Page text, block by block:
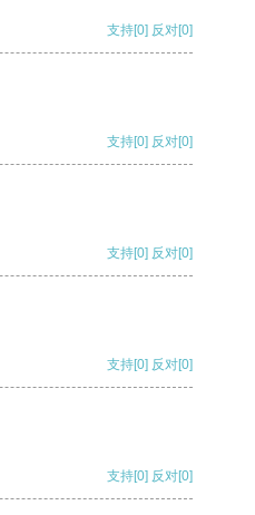
支持[0] 反对[0]
支持[0] 反对[0]
支持[0] 反对[0]
支持[0] 反对[0]
支持[0] 反对[0]